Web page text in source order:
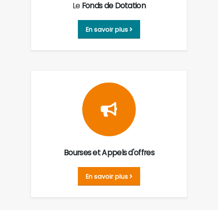
LeFonds de Dotation
En savoir plus
Bourses et Appels d'offres
En savoir plus